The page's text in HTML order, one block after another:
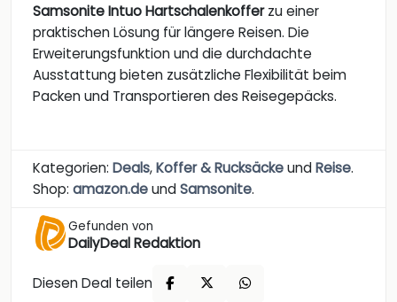
Samsonite Intuo Hartschalenkofferzu einer
praktischen Lösung für längere Reisen. Die
Erweiterungsfunktion und die durchdachte
Ausstattung bieten zusätzliche Flexibilität beim
Packen und Transportieren des Reisegepäcks.
Kategorien: Deals,Koffer & RucksäckeundReise.
Shop: amazon.deundSamsonite.
Gefunden von
DailyDeal Redaktion
Diesen Deal teilen